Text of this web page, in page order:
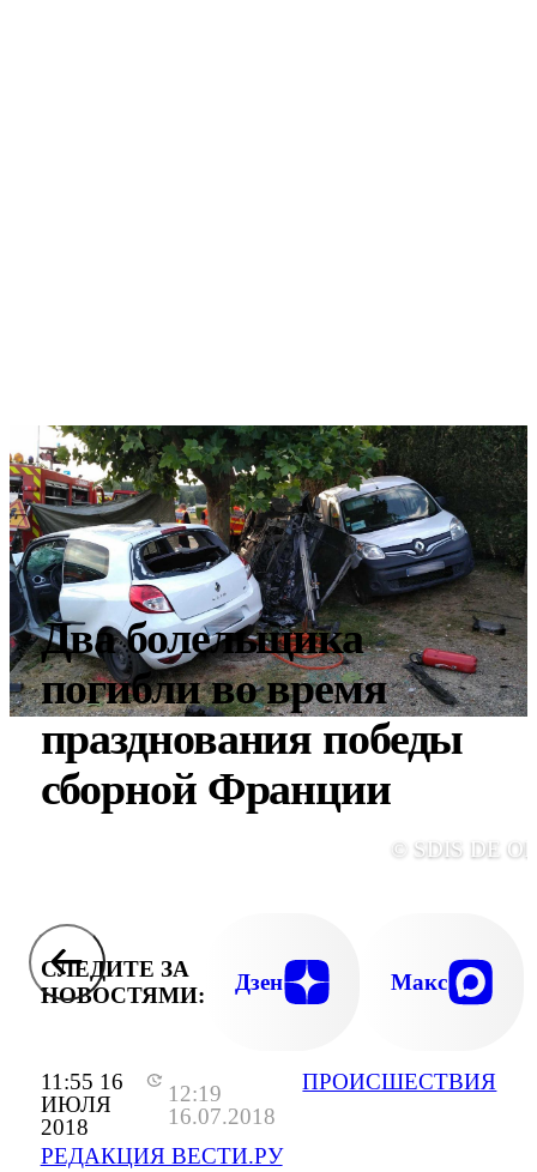
11:55 16
ИЮЛЯ
2018
12:19
16.07.2018
РЕДАКЦИЯ ВЕСТИ.РУ
ПРОИСШЕСТВИЯ
Два болельщика
погибли во время
празднования победы
сборной Франции
© SDIS DE
СЛЕДИТЕ ЗА
НОВОСТЯМИ:
Дзен Макс